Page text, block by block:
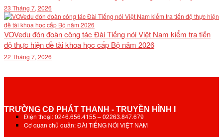
23 Tháng 7, 2026
VOVedu đón đoàn công tác Đài Tiếng nói Việt Nam kiểm tra tiến
độ thực hiện đề tài khoa học cấp Bộ năm 2026
22 Tháng 7, 2026
TRƯỜNG CĐ PHÁT THANH - TRUYỀN HÌNH I
Điện thoại: 0246.656.4155 – 02263.847.679
Cơ quan chủ quản: ĐÀI TIẾNG NÓI VIỆT NAM